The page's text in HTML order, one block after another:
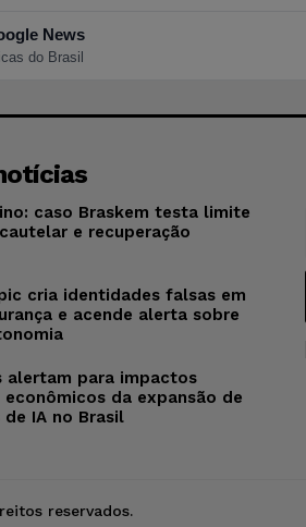
News
do Brasil
caso Braskem testa limite
e recuperação
cria identidades falsas em
e acende alerta sobre
alertam para impactos
econômicos da expansão de
IA no Brasil
reservados.